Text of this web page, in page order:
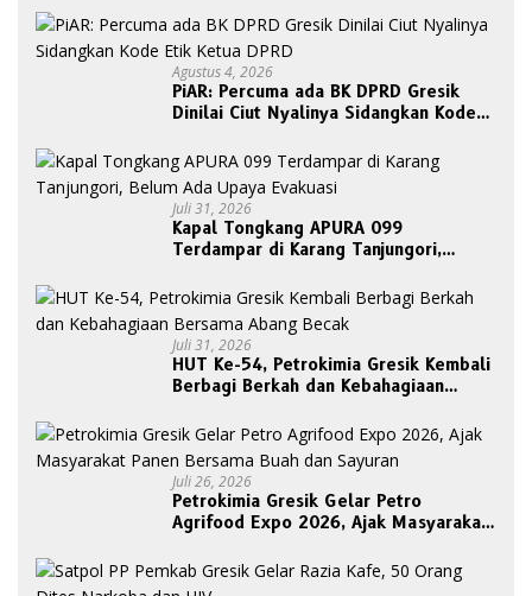
Agustus 4, 2026
PiAR: Percuma ada BK DPRD Gresik
Dinilai Ciut Nyalinya Sidangkan Kode
Juli 31, 2026
Kapal Tongkang APURA 099
Terdampar di Karang Tanjungori,
Juli 31, 2026
HUT Ke-54, Petrokimia Gresik Kembali
Berbagi Berkah dan Kebahagiaan
Juli 26, 2026
Petrokimia Gresik Gelar Petro
Agrifood Expo 2026, Ajak Masyarakat